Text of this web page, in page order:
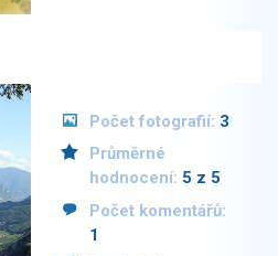
Počet fotografií: 3
Průměrné
hodnocení: 5 z 5
Počet komentářů:
1